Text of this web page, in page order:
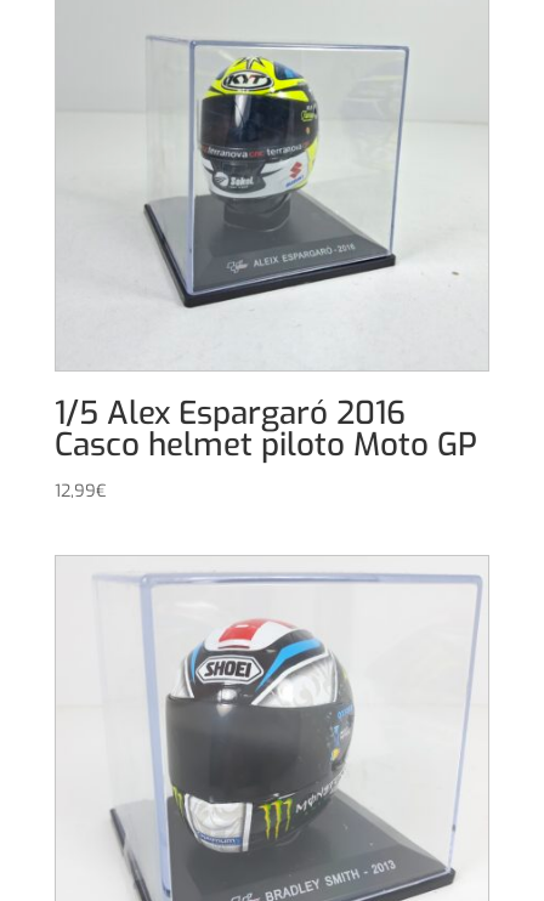
1/5 Alex Espargaró 2016
Casco helmet piloto Moto GP
12,99€